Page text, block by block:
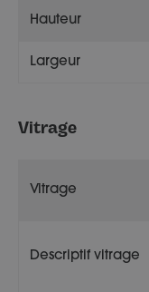
Hauteur
Largeur
Vitrage
Vitrage
Descriptif vitrage